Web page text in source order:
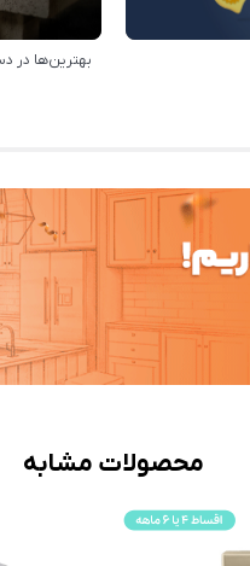
بهترین‌ها
محصولات مشابه